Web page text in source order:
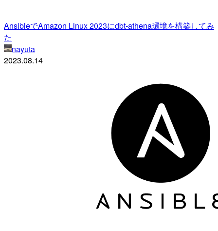
AnsibleでAmazon Linux 2023にdbt-athena環境を構築してみ
た
nayuta
2023.08.14